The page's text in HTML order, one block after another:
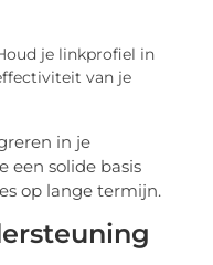
je linkprofiel in
van je
in je
een solide basis
op lange termijn.